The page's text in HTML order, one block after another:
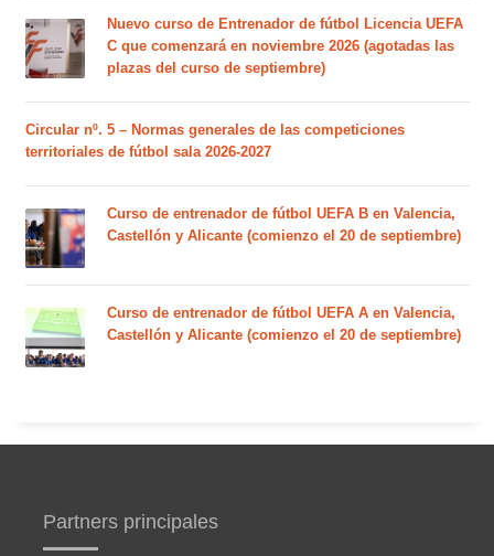
Nuevo curso de Entrenador de fútbol Licencia UEFA
C que comenzará en noviembre 2026 (agotadas las
plazas del curso de septiembre)
Circular nº. 5 – Normas generales de las competiciones
territoriales de fútbol sala 2026-2027
Curso de entrenador de fútbol UEFA B en Valencia,
Castellón y Alicante (comienzo el 20 de septiembre)
Curso de entrenador de fútbol UEFA A en Valencia,
Castellón y Alicante (comienzo el 20 de septiembre)
Partners principales